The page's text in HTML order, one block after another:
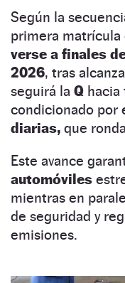
Según la
primera matrícula
verse a finales
2026, tras
seguirá la Q hacia
condicionado por
diarias, que
Este avance
automóviles
mientras en
de seguridad y
emisiones.